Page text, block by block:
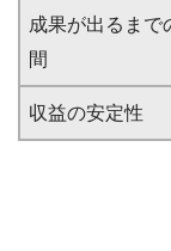
成果が出るまで
間
収益の安定性